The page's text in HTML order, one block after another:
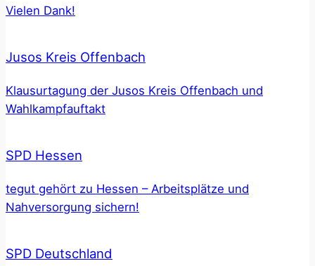
Vielen Dank!
Jusos Kreis Offenbach
Klausurtagung der Jusos Kreis Offenbach und
Wahlkampfauftakt
SPD Hessen
tegut gehört zu Hessen – Arbeitsplätze und
Nahversorgung sichern!
SPD Deutschland